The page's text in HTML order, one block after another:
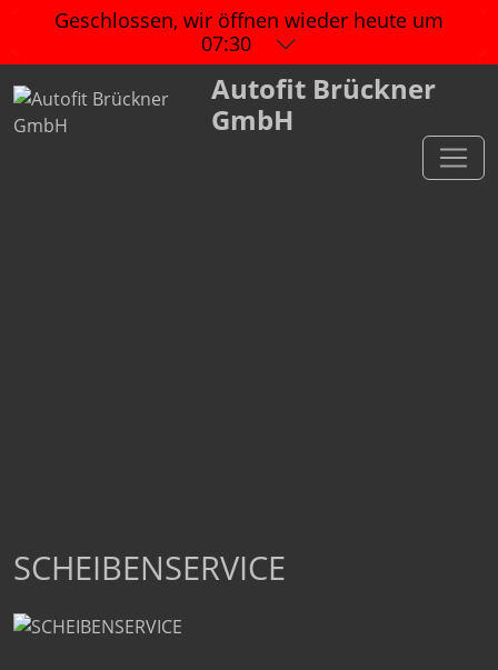
Geschlossen, wir öffnen wieder heute um
07:30
Autofit Brückner
GmbH
SCHEIBENSERVICE